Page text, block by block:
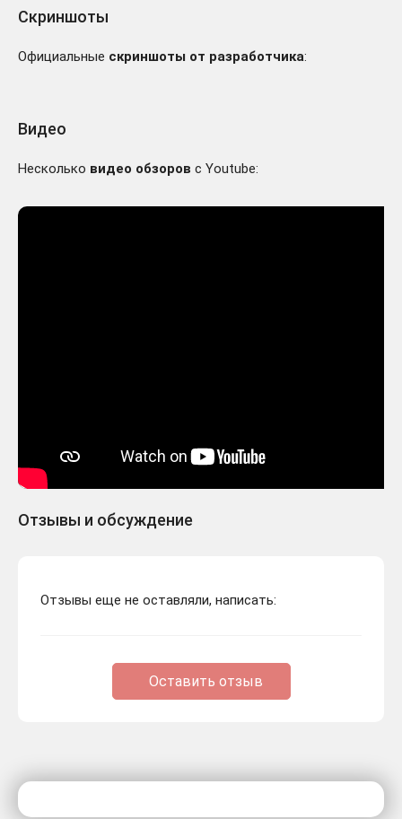
Скриншоты
Официальные скриншоты от разработчика:
Видео
Несколько видео обзоров с Youtube:
Отзывы и обсуждение
Отзывы еще не оставляли, написать:
Оставить отзыв